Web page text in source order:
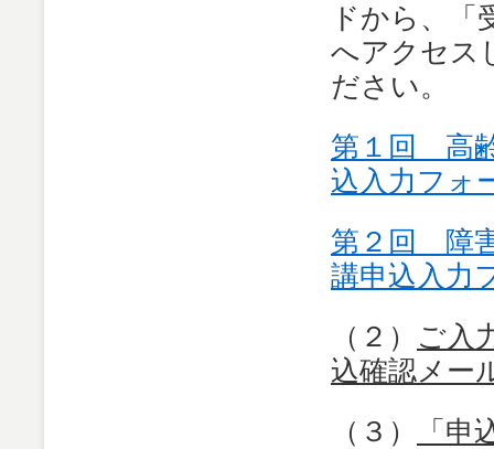
ドから、「
へアクセス
ださい。
第１回 高
込入力フォ
第２回 障
講申込入力
（２）
ご入
込確認メー
（３）
「